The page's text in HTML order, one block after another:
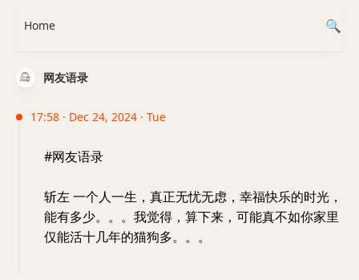
网友语录
17:58 · Dec 24, 2024 · Tue
#网友语录
斩左 一个人一生，真正无忧无虑，幸福快乐的时光，
能有多少。。。我觉得，算下来，可能真不如你家里
仅能活十几年的猫狗多。。。
Home